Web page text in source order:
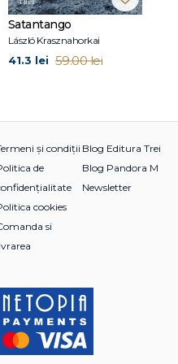
Satantango
László Krasznahorkai
41.3 lei 59.00 lei
și condiții
de
cookies
si
Blog Editura Trei
Blog Pandora M
Newsletter